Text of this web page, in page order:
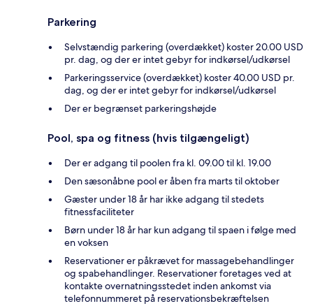
Parkering
Selvstændig parkering (overdækket) koster 20.00 USD
pr. dag, og der er intet gebyr for indkørsel/udkørsel
Parkeringsservice (overdækket) koster 40.00 USD pr.
dag, og der er intet gebyr for indkørsel/udkørsel
Der er begrænset parkeringshøjde
Pool, spa og fitness (hvis tilgængeligt)
Der er adgang til poolen fra kl. 09.00 til kl. 19.00
Den sæsonåbne pool er åben fra marts til oktober
Gæster under 18 år har ikke adgang til stedets
fitnessfaciliteter
Børn under 18 år har kun adgang til spaen i følge med
en voksen
Reservationer er påkrævet for massagebehandlinger
og spabehandlinger. Reservationer foretages ved at
kontakte overnatningsstedet inden ankomst via
telefonnummeret på reservationsbekræftelsen